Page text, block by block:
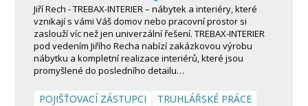
Jiří Rech - TREBAX-INTERIER – nábytek a interiéry, které
vznikají s vámi Váš domov nebo pracovní prostor si
zaslouží víc než jen univerzální řešení. TREBAX-INTERIER
pod vedením Jiřího Recha nabízí zakázkovou výrobu
nábytku a kompletní realizace interiérů, které jsou
promyšlené do posledního detailu…
POJIŠŤOVACÍ ZÁSTUPCI TRUHLÁŘSKÉ PRÁCE